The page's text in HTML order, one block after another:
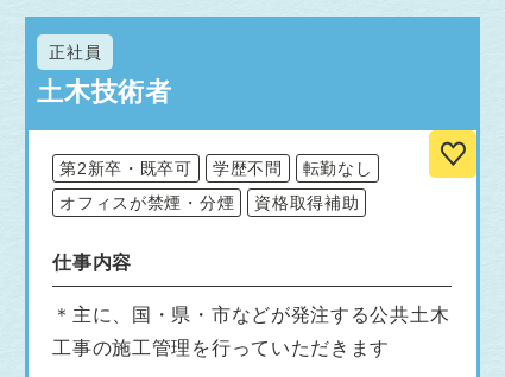
正社員
土木技術者
第2新卒・既卒可 学歴不問
転勤なし
オフィスが禁煙・分煙
資格取得補助
仕事内容
＊主に、国・県・市などが発注する公共土木
工事の施工管理を行っていただきます